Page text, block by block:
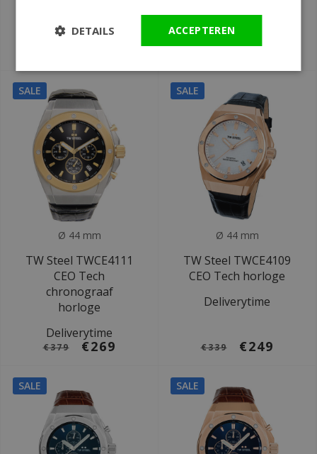
Deliverytime
€249
SALE
Ø 44 mm
TW Steel TWCE4111
CEO Tech
chronograaf
horloge
Deliverytime
€379 €269
SALE
Ø 44 mm
TW Steel TWCE4109
CEO Tech horloge
Deliverytime
€339 €249
SALE SALE
ACCEPTEREN
DETAILS